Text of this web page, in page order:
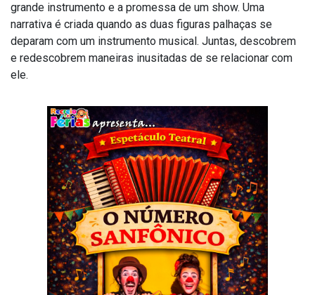
grande instrumento e a promessa de um show. Uma
narrativa é criada quando as duas figuras palhaças se
deparam com um instrumento musical. Juntas, descobrem
e redescobrem maneiras inusitadas de se relacionar com
ele.